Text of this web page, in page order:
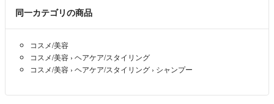
同一カテゴリの商品
コスメ/美容
コスメ/美容 › ヘアケア/スタイリング
コスメ/美容 › ヘアケア/スタイリング › シャンプー